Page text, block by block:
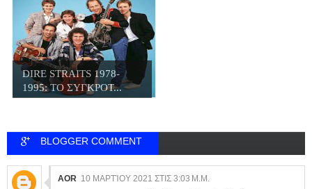
DIRE STRAITS 1978-
1995: ΤΟ ΣΥΓΚΡΟΤ...
BLOGGER COMMENT
AOR 10 ΜΑΡΤΊΟΥ 2021 ΣΤΙΣ 3:03 Μ.Μ.